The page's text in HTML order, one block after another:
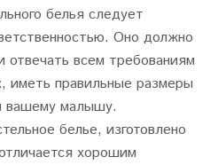
белья следует
Оно должно
отвечать всем требованиям
иметь правильные размеры
вашему малышу.
белье, изготовлено
хорошим